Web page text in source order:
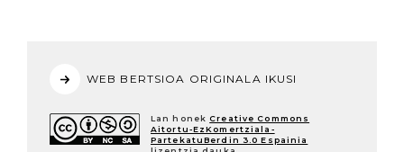
WEB BERTSIOA ORIGINALA IKUSI
Lan honek Creative Commons
Aitortu-EzKomertziala-
PartekatuBerdin 3.0 Espainia